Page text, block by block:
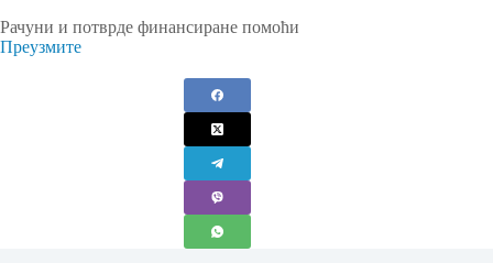
Рачуни и потврде финансиране помоћи
Преузмите